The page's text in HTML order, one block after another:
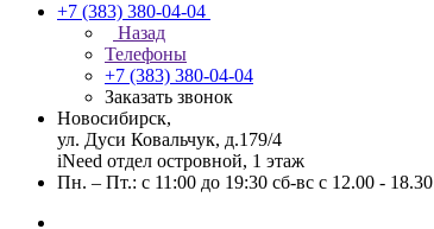
+7 (383) 380-04-04
Назад
Телефоны
+7 (383) 380-04-04
Заказать звонок
Новосибирск,
ул. Дуси Ковальчук, д.179/4
iNeed отдел островной, 1 этаж
Пн. – Пт.: с 11:00 до 19:30 сб-вс с 12.00 - 18.30